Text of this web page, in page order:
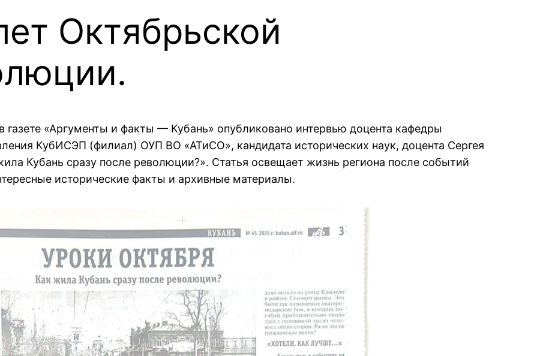
Октябрьской
«Аргументы и факты — Кубань» опубликовано интервью доцента кафедры
КубИСЭП (филиал) ОУП ВО «АТиСО», кандидата исторических наук, доцента Сергея
Кубань сразу после революции?». Статья освещает жизнь региона после событий
исторические факты и архивные материалы.